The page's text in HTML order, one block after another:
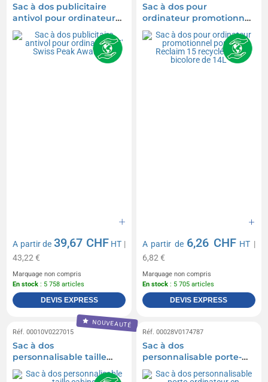
Sac à dos publicitaire
antivol pour ordinateur
15' Swiss Peak Aware™
A partir de39,67 CHF HT |
43,22 €
Marquage non compris
En stock : 5 758 articles
DEVIS EXPRESS
Sac à dos pour
ordinateur promotionnel
portable Reclaim 15
recyclé GRS bicolore de
A partir de 6,26 CHF HT |
6,82 €
Marquage non compris
En stock : 5 705 articles
DEVIS EXPRESS
NOUVEAUTÉ
Réf. 00010V0227015
Sac à dos
personnalisable taille
cabine
Réf. 00028V0174787
Sac à dos
personnalisable porte-
ordinateur en polyester
600D Carlito